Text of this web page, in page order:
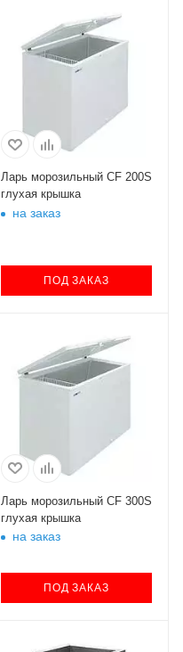
Ларь морозильный CF 200S
глухая крышка
на заказ
ПОД ЗАКАЗ
Ларь морозильный CF 300S
глухая крышка
на заказ
ПОД ЗАКАЗ